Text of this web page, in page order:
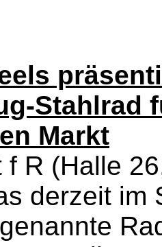
Stahlrad
Markt
f R (Halle
derzeit im